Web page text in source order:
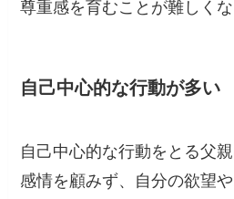
尊重感を育むことが難しくな
自己中心的な行動が多い
自己中心的な行動をとる父
感情を顧みず、自分の欲望